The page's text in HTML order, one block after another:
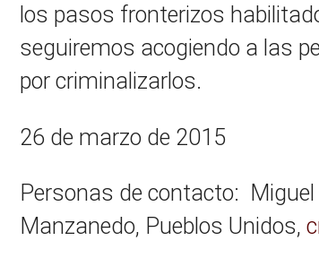
los pasos fronterizos
seguiremos acogiendo a las
por criminalizarlos.
26 de marzo de 2015
Personas de contacto: Miguel
Manzanedo, Pueblos Unidos,